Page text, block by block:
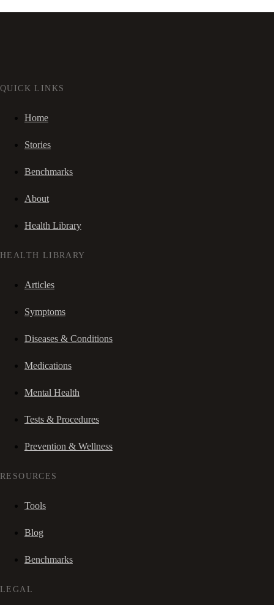
QUICK LINKS
Home
Stories
Benchmarks
About
Health Library
HEALTH LIBRARY
Articles
Symptoms
Diseases & Conditions
Medications
Mental Health
Tests & Procedures
Prevention & Wellness
RESOURCES
Tools
Blog
Benchmarks
LEGAL